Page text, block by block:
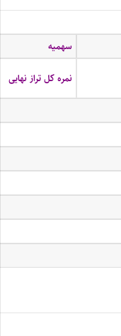
سهمیه
نمره کل تراز نهایی